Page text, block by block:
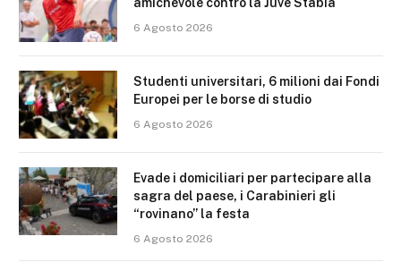
amichevole contro la Juve Stabia
6 Agosto 2026
Studenti universitari, 6 milioni dai Fondi
Europei per le borse di studio
6 Agosto 2026
Evade i domiciliari per partecipare alla
sagra del paese, i Carabinieri gli
“rovinano” la festa
6 Agosto 2026